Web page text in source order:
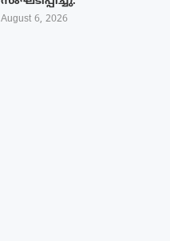
August 6, 2026